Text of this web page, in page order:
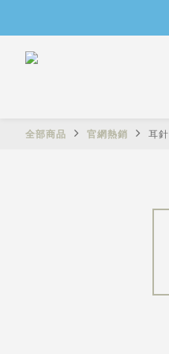
全部商品 官網熱銷 耳針